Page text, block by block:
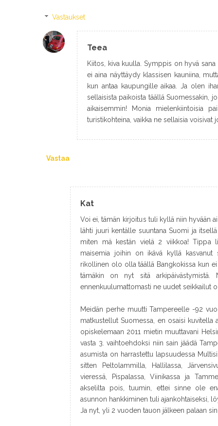
Vastaukset
Teea
Kiitos, kiva kuulla. Symppis on hyvä
ei aina näyttäydy klassisen kauniina,
kun antaa kaupungille aikaa. Ja olen
sellaisista paikoista täällä Suomessakin,
aikaisemmin! Monia mielenkiintoisia
turistikohteina, vaikka ne sellaisia
Vastaa
Kat
Voi ei, tämän kirjoitus tuli kyllä niin hyvään
lähti juuri kentälle suuntana Suomi ja
miten mä kestän vielä 2 viikkoa! Tippa
maisemia joihin on ikävä kyllä
rikollinen olo olla täällä Bangkokissa kun
tämäkin on nyt sitä arkipäivästymistä.
ennenkuulumattomasti ne uudet seikkailut
Meidän perhe muutti Tampereelle -92
matkustellut Suomessa, en osaisi kuvitella
opiskelemaan 2011 mietin muuttavani
vasta 3. vaihtoehdoksi niin sain jäädä
asumista on harrastettu lapsuudessa
sitten Peltolammilla, Hallilassa,
vieressä, Pispalassa, Viinikassa ja
akselilta pois, tuumin, ettei sinne ole
asunnon hankkiminen tuli ajankohtaiseksi,
Ja nyt, yli 2 vuoden tauon jälkeen palaan